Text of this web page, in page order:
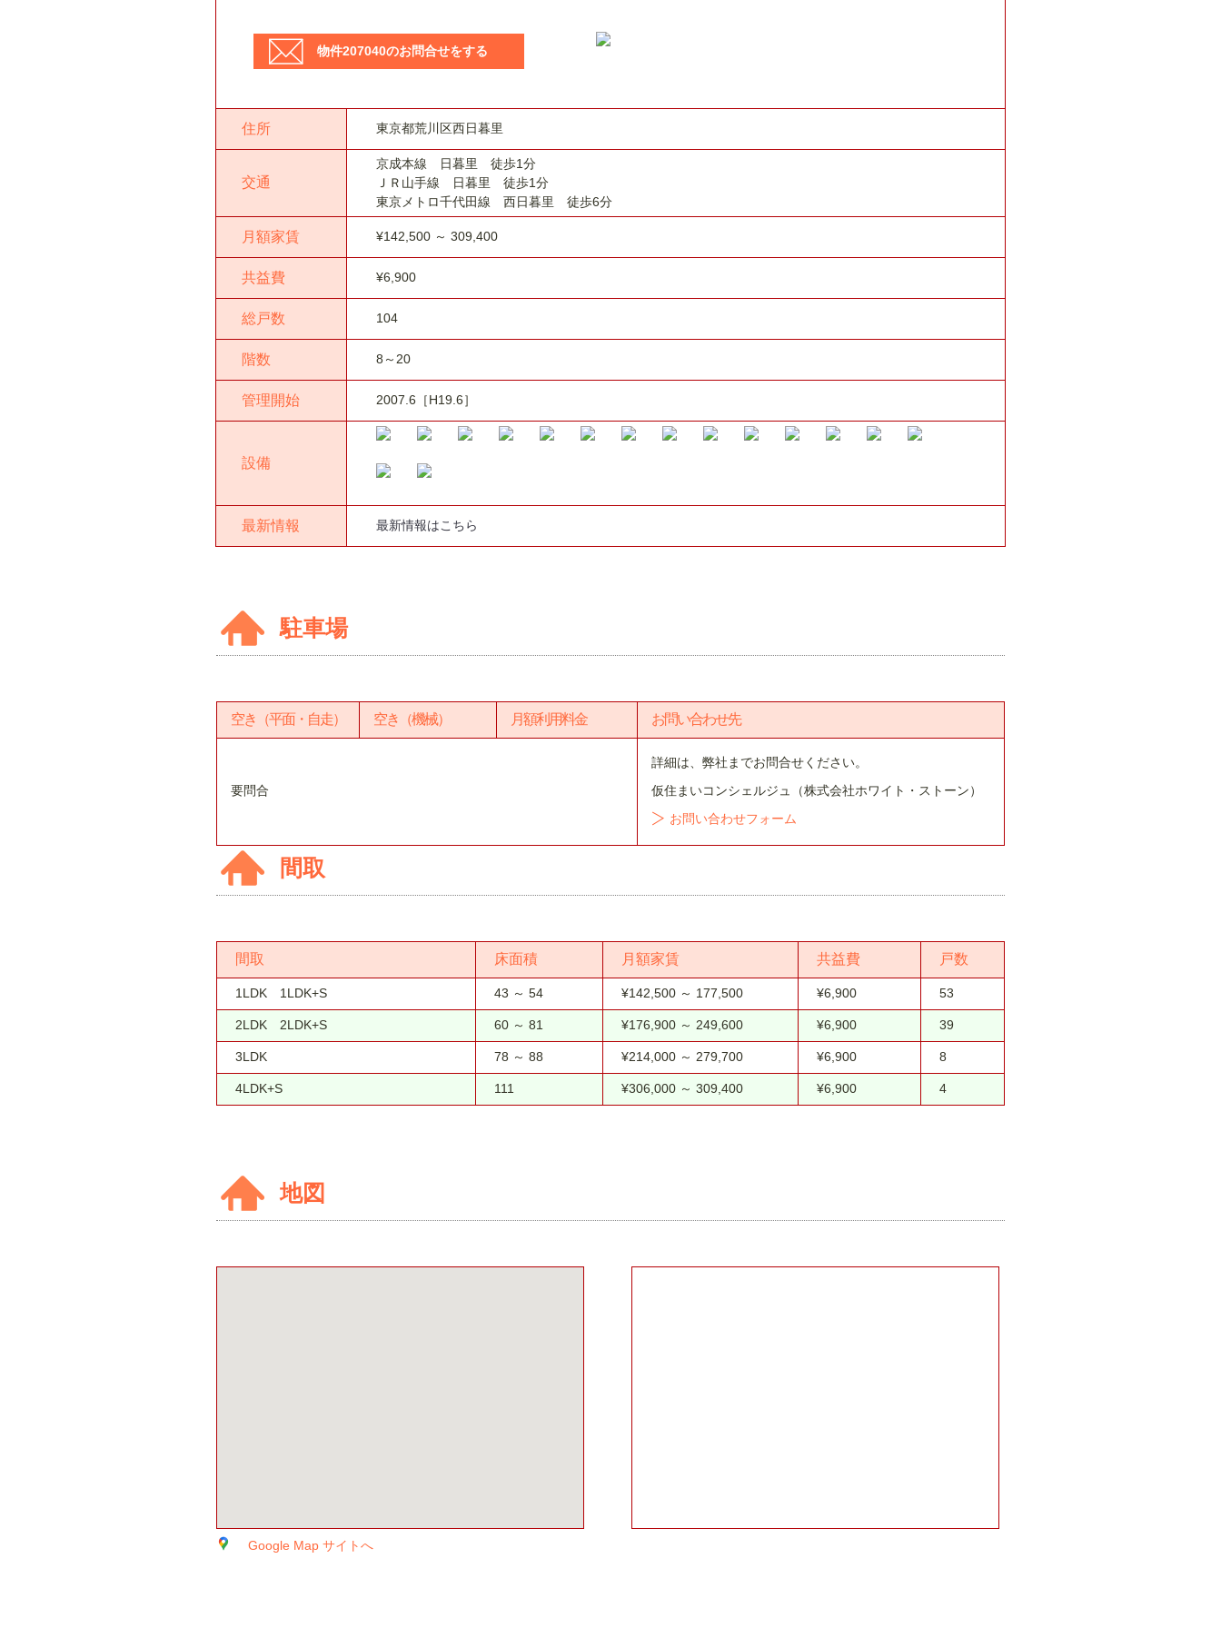
物件207040のお問合せをする
住所 東京都荒川区西日暮里
交通
京成本線 日暮里 徒歩1分
ＪＲ山手線 日暮里 徒歩1分
東京メトロ千代田線 西日暮里 徒歩6分
月額家賃 ¥142,500 ～ 309,400
共益費 ¥6,900
総戸数 104
階数 8～20
管理開始 2007.6［H19.6］
設備
最新情報 最新情報はこちら
駐車場
空き（平面・自走） 空き（機械） 月額利用料金 お問い合わせ先
要問合
詳細は、弊社までお問合せください。
仮住まいコンシェルジュ（株式会社ホワイト・ストーン）
お問い合わせフォーム
間取
間取 床面積 月額家賃 共益費 戸数
1LDK 1LDK+S 43 ～ 54 ¥142,500 ～ 177,500 ¥6,900 53
2LDK 2LDK+S 60 ～ 81 ¥176,900 ～ 249,600 ¥6,900 39
3LDK 78 ～ 88 ¥214,000 ～ 279,700 ¥6,900 8
4LDK+S 111 ¥306,000 ～ 309,400 ¥6,900 4
地図
Google Map サイトへ